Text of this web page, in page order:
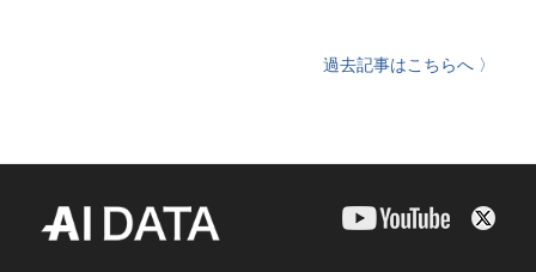
過去記事はこちらへ 〉